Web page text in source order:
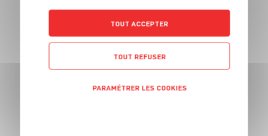
TOUT ACCEPTER
TOUT REFUSER
PARAMÉTRER LES COOKIES